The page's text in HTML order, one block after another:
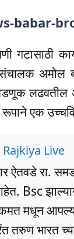
babar-
गटासाठी
अमोल
लढवतील
रूपाने एक
Rajkiya Live
ऐतवडे रा.
Bsc
मधून
तरुण भारत